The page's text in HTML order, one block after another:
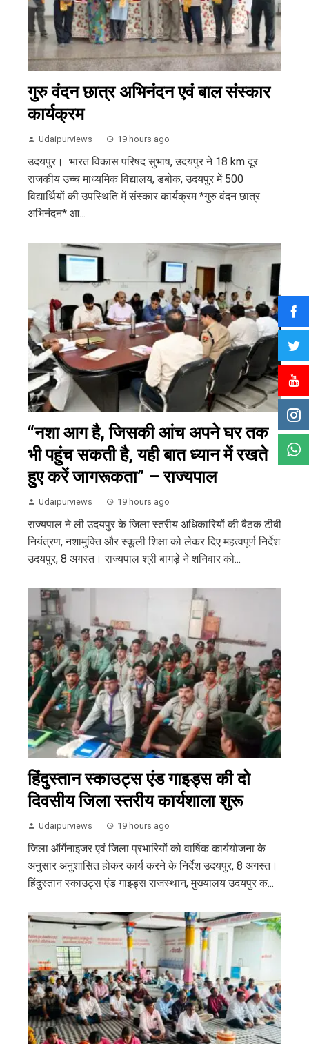
गुरु वंदन छात्र अभिनंदन एवं बाल संस्कार
कार्यक्रम
Udaipurviews 19 hours ago
उदयपुर। भारत विकास परिषद सुभाष, उदयपुर ने 18 km दूर
राजकीय उच्च माध्यमिक विद्यालय, डबोक, उदयपुर में 500
विद्यार्थियों की उपस्थिति में संस्कार कार्यक्रम *गुरु वंदन छात्र
अभिनंदन* आ...
“नशा आग है, जिसकी आंच अपने घर तक
भी पहुंच सकती है, यही बात ध्यान में रखते
हुए करें जागरूकता” – राज्यपाल
Udaipurviews 19 hours ago
राज्यपाल ने ली उदयपुर के जिला स्तरीय अधिकारियों की बैठक टीबी
नियंत्रण, नशामुक्ति और स्कूली शिक्षा को लेकर दिए महत्वपूर्ण निर्देश
उदयपुर, 8 अगस्त। राज्यपाल श्री बागड़े ने शनिवार को...
हिंदुस्तान स्काउट्स एंड गाइड्स की दो
दिवसीय जिला स्तरीय कार्यशाला शुरू
Udaipurviews 19 hours ago
जिला ऑर्गेनाइजर एवं जिला प्रभारियों को वार्षिक कार्ययोजना के
अनुसार अनुशासित होकर कार्य करने के निर्देश उदयपुर, 8 अगस्त।
हिंदुस्तान स्काउट्स एंड गाइड्स राजस्थान, मुख्यालय उदयपुर क...